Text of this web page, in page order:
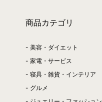
商品カテゴリ
美容・ダイエット
家電・サービス
寝具・雑貨・インテリア
グルメ